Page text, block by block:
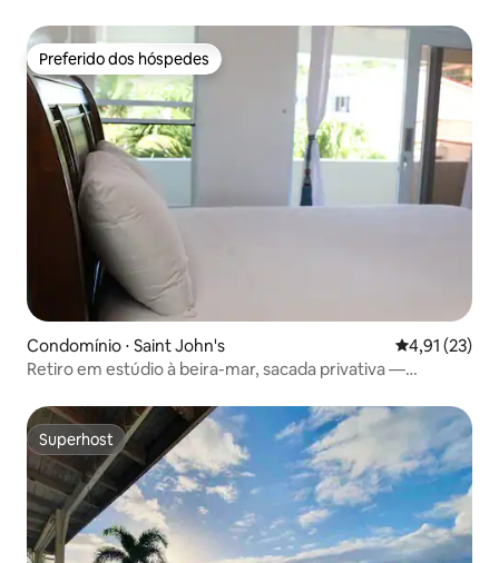
Preferido dos hóspedes
Preferido dos hóspedes
Condomínio ⋅ Saint John's 4,91 de uma
4,91 (23)
Retiro em estúdio à beira-mar, sacada privativa —
Superhost
Superhost